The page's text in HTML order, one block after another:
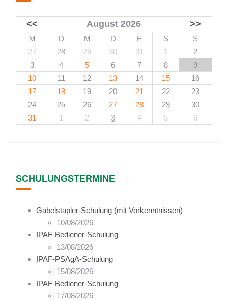
<< August 2026 >>
M D M D F S
S
27
28 29 30 31 1
2
3
4 5 6 7 8
9
10
11 12 13 14 15
16
17
18 19 20 21 22
23
24
25 26 27 28 29
30
31
1 2 3 4 5 6
SCHULUNGSTERMINE
Gabelstapler-Schulung (mit Vorkenntnissen)
10/08/2026
IPAF-Bediener-Schulung
13/08/2026
IPAF-PSAgA-Schulung
15/08/2026
IPAF-Bediener-Schulung
17/08/2026